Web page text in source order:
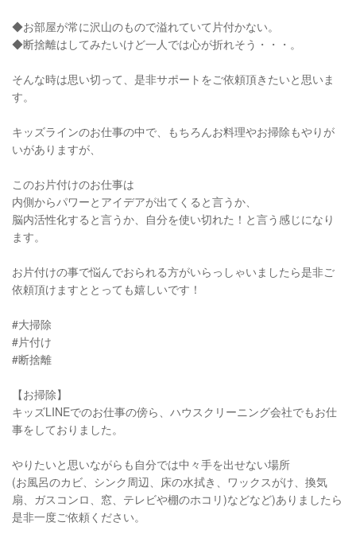
◆お部屋が常に沢山のもので溢れていて片付かない。
◆断捨離はしてみたいけど一人では心が折れそう・・・。
そんな時は思い切って、是非サポートをご依頼頂きたいと思いま
す。
キッズラインのお仕事の中で、もちろんお料理やお掃除もやりが
いがありますが、
このお片付けのお仕事は
内側からパワーとアイデアが出てくると言うか、
脳内活性化すると言うか、自分を使い切れた！と言う感じになり
ます。
お片付けの事で悩んでおられる方がいらっしゃいましたら是非ご
依頼頂けますととっても嬉しいです！
#大掃除
#片付け
#断捨離
【お掃除】
キッズLINEでのお仕事の傍ら、ハウスクリーニング会社でもお仕
事をしておりました。
やりたいと思いながらも自分では中々手を出せない場所
(お風呂のカビ、シンク周辺、床の水拭き、ワックスがけ、換気
扇、ガスコンロ、窓、テレビや棚のホコリ)などなど)ありましたら
是非一度ご依頼ください。